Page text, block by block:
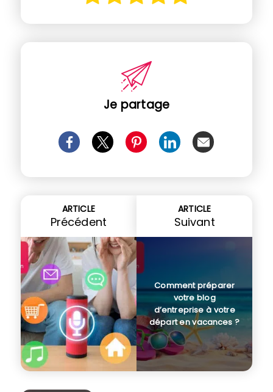
Je partage
ARTICLE
Précédent
ARTICLE
Suivant
Comment préparer
votre blog
d’entreprise à votre
départ en vacances ?